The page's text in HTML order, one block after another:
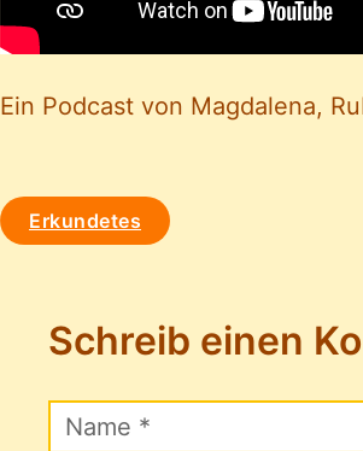
Ein Podcast von Magdalena,
Erkundetes
Schreib einen